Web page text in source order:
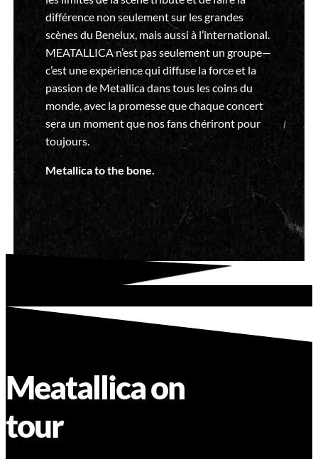
différence non seulement sur les grandes
scènes du Benelux, mais aussi à l’international.
MEATALLICA n’est pas seulement un groupe—
c’est une expérience qui diffuse la force et la
passion de Metallica dans tous les coins du
monde, avec la promesse que chaque concert
sera un moment que nos fans chériront pour
toujours.
Metallica to the bone.
Meatallica on
tour